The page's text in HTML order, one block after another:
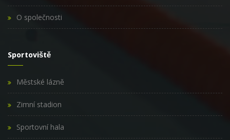
O společnosti
Sportoviště
Městské lázně
Zimní stadion
Sportovní hala